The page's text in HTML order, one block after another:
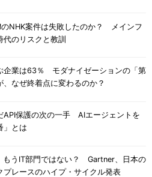
のNHK案件は失敗したのか？ メインフ
代のリスクと教訓
企業は63％ モダナイゼーションの「第
、なぜ終着点に変わるのか？
API保護の次の一手 AIエージェントを
」とは
もうIT部門ではない？ Gartner、日本の
プレースのハイプ・サイクル発表